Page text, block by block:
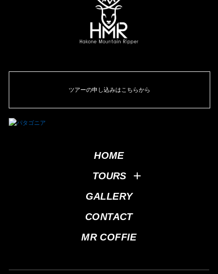
ツアーの申し込みはこちらから
HOME
TOURS
GALLERY
CONTACT
MR COFFIE